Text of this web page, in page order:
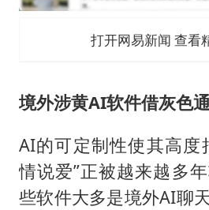
打开网易新闻 查看
境外涉黄AI软件借灰色
AI的可定制性使其高度
情说爱”正被越来越多
些软件大多是境外AI聊